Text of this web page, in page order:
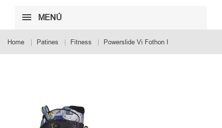
MENÚ
Home Patines Fitness Powerslide Vi Fothon I